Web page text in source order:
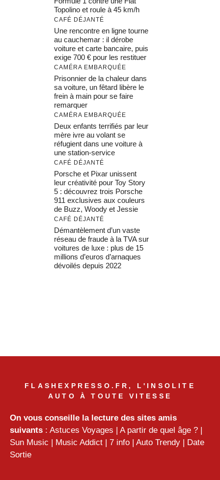
Topolino et roule à 45 km/h
CAFÉ DÉJANTÉ
Une rencontre en ligne tourne
au cauchemar : il dérobe
voiture et carte bancaire, puis
exige 700 € pour les restituer
CAMÉRA EMBARQUÉE
Prisonnier de la chaleur dans
sa voiture, un fêtard libère le
frein à main pour se faire
remarquer
CAMÉRA EMBARQUÉE
Deux enfants terrifiés par leur
mère ivre au volant se
réfugient dans une voiture à
une station-service
CAFÉ DÉJANTÉ
Porsche et Pixar unissent
leur créativité pour Toy Story
5 : découvrez trois Porsche
911 exclusives aux couleurs
de Buzz, Woody et Jessie
CAFÉ DÉJANTÉ
Démantèlement d’un vaste
réseau de fraude à la TVA sur
voitures de luxe : plus de 15
millions d’euros d’arnaques
dévoilés depuis 2022
FLASHEXPRESSO.FR, L'INSOLITE
AUTO À TOUTE VITESSE
On vous conseille la lecture des sites amis
suivants : Astuces Voyages | A partir de quel âge ? |
Sun Music | Music Addict | 7 info | Auto Trendy | Date
Sortie